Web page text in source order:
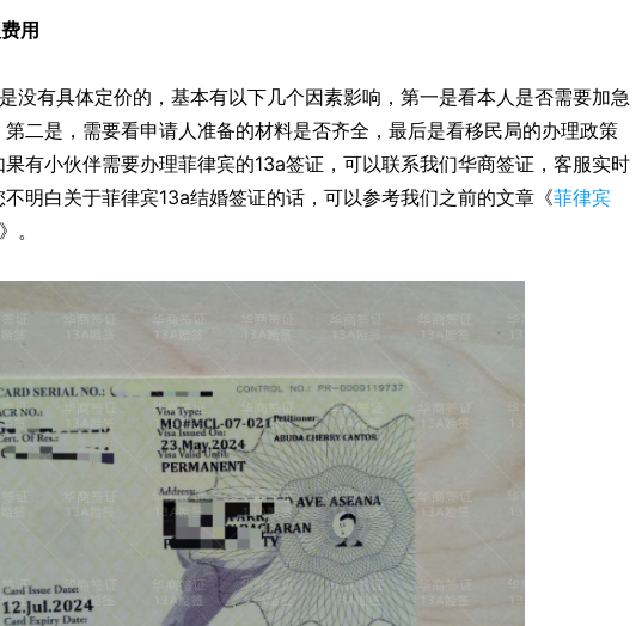
用
没有具体定价的，基本有以下几个因素影响，第一是看本人是否需要加急
二是，需要看申请人准备的材料是否齐全，最后是看移民局的办理政策
有小伙伴需要办理菲律宾的13a签证，可以联系我们华商签证，客服实时
明白关于菲律宾13a结婚签证的话，可以参考我们之前的文章《菲律宾
》。